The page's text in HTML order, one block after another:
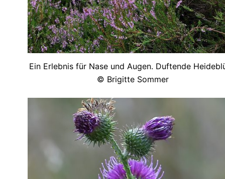
Ein Erlebnis für Nase und Augen. Duftende
© Brigitte Sommer